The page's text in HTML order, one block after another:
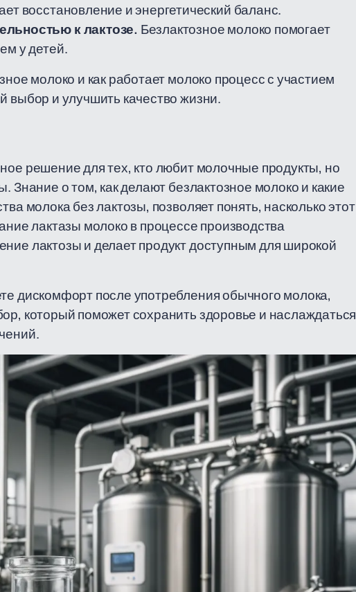
восстановление и энергетический баланс.
к лактозе. Безлактозное молоко помогает
у детей.
молоко и как работает молоко процесс с участием
выбор и улучшить качество жизни.
решение для тех, кто любит молочные продукты, но
Знание о том, как делают безлактозное молоко и какие
молока без лактозы, позволяет понять, насколько этот
лактазы молоко в процессе производства
лактозы и делает продукт доступным для широкой
дискомфорт после употребления обычного молока,
который поможет сохранить здоровье и наслаждаться